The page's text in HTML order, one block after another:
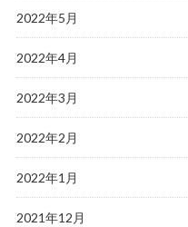
2022年5月
2022年4月
2022年3月
2022年2月
2022年1月
2021年12月